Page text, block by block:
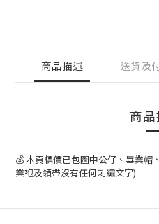
商品描述 送貨及
商
💰 本頁標價已包圖中公仔、畢業帽
業袍及領帶沒有任何刺繡文字)